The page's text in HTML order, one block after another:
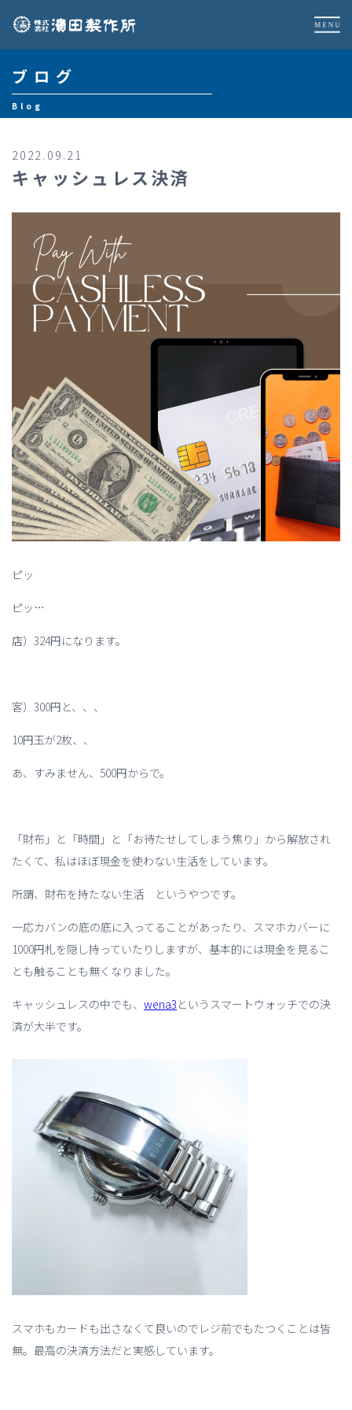
ブログ
Blog
2022.09.21
キャッシュレス決済
ピッ
ピッ…
店）324円になります。
客）300円と、、、
10円玉が2枚、、
あ、すみません、500円からで。
「財布」と「時間」と「お待たせしてしまう焦り」から解放され
たくて、私はほぼ現金を使わない生活をしています。
所謂、財布を持たない生活 というやつです。
一応カバンの底の底に入ってることがあったり、スマホカバーに
1000円札を隠し持っていたりしますが、基本的には現金を見るこ
とも触ることも無くなりました。
キャッシュレスの中でも、 wena3 というスマートウォッチでの決
済が大半です。
スマホもカードも出さなくて良いのでレジ前でもたつくことは皆
無。最高の決済方法だと実感しています。